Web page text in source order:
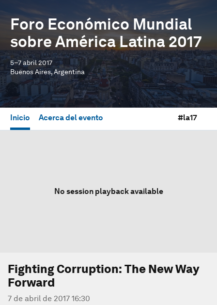
Foro Económico Mundial
sobre América Latina 2017
5–7 abril 2017
Buenos Aires, Argentina
Inicio Acerca del evento #la17
No session playback available
Fighting Corruption: The New Way
Forward
7 de abril de 2017 16:30